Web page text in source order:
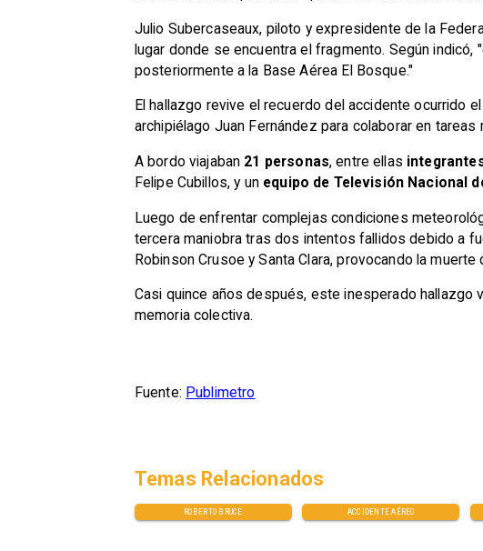
Julio Subercaseaux, piloto y expresidente de la
lugar donde se encuentra el fragmento. Según
posteriormente a la Base Aérea El Bosque."
El hallazgo revive el recuerdo del accidente ocurrido
archipiélago Juan Fernández para colaborar en
A bordo viajaban 21 personas, entre ellas
Felipe Cubillos, y un equipo de Televisión Nacional
Luego de enfrentar complejas condiciones
tercera maniobra tras dos intentos fallidos debido a
Robinson Crusoe y Santa Clara, provocando la
Casi quince años después, este inesperado hallazgo
memoria colectiva.
Fuente: Publimetro
ROBERTO BRUCE ACCIDENTE AÉREO
Temas Relacionados